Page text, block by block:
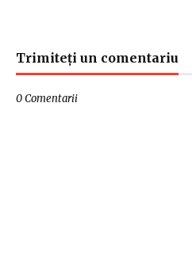
Trimiteți un comentariu
0 Comentarii